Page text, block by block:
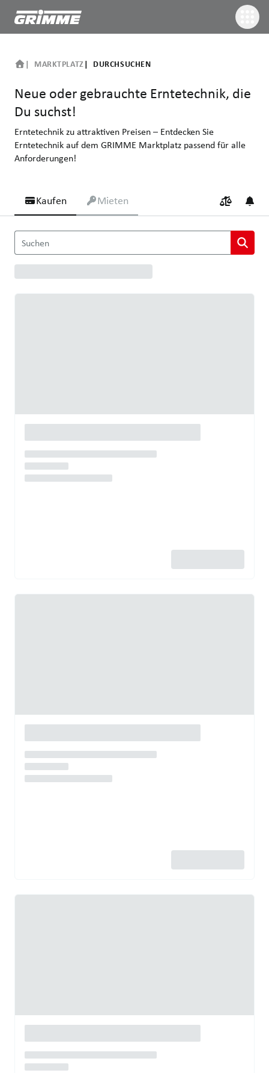
MARKTPLATZ DURCHSUCHEN
Neue oder gebrauchte Erntetechnik, die
Du suchst!
Erntetechnik zu attraktiven Preisen – Entdecken Sie
Erntetechnik auf dem GRIMME Marktplatz passend für alle
Anforderungen!
Kaufen Mieten
Neue oder gebrauchte Erntetechnik, die Du suchst!
Erntetechnik zu attraktiven Preisen – Entdecken Sie
Suchen